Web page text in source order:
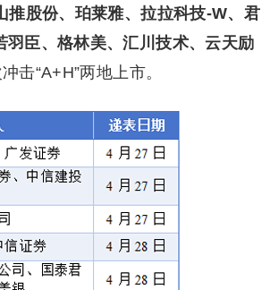
推股份、珀莱雅、拉拉科技-W、君
羽臣、格林美、汇川技术、云天励
击“A+H”两地上市。